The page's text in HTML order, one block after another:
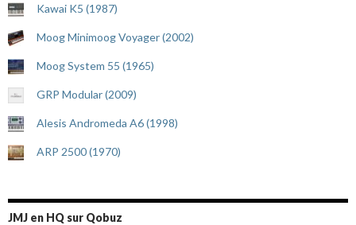
Kawai K5 (1987)
Moog Minimoog Voyager (2002)
Moog System 55 (1965)
GRP Modular (2009)
Alesis Andromeda A6 (1998)
ARP 2500 (1970)
JMJ en HQ sur Qobuz